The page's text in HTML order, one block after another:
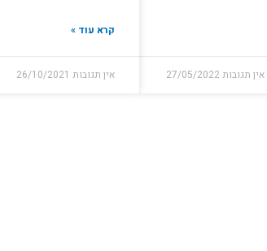
אין תגובות27/05/2022
קרא עוד »
אין תגובות 26/10/2021